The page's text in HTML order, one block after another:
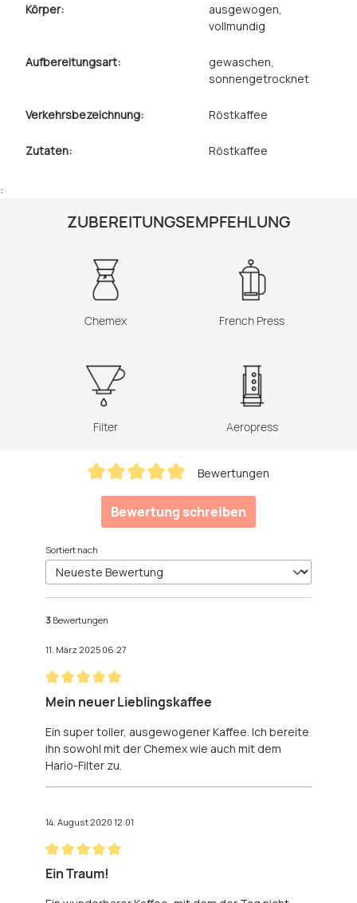
Körper: ausgewogen,
vollmundig
Aufbereitungsart: gewaschen,
sonnengetrocknet
Verkehrsbezeichnung: Röstkaffee
Zutaten: Röstkaffee
:
ZUBEREITUNGSEMPFEHLUNG
Chemex French Press
Filter Aeropress
Bewertungen
Bewertung schreiben
Sortiert nach
3 Bewertungen
11. März 2025 06:27
Bewertung mit 5 von 5 Sternen
Mein neuer Lieblingskaffee
Ein super toller, ausgewogener Kaffee. Ich bereite
ihn sowohl mit der Chemex wie auch mit dem
Hario-Filter zu.
14. August 2020 12:01
Bewertung mit 5 von 5 Sternen
Ein Traum!